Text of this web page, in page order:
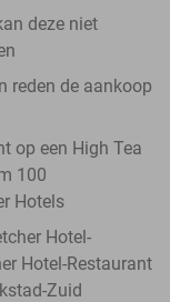
deze niet
reden de aankoop
op een High Tea
100
Hotels
Hotel-
Hotel-Restaurant
Zuid